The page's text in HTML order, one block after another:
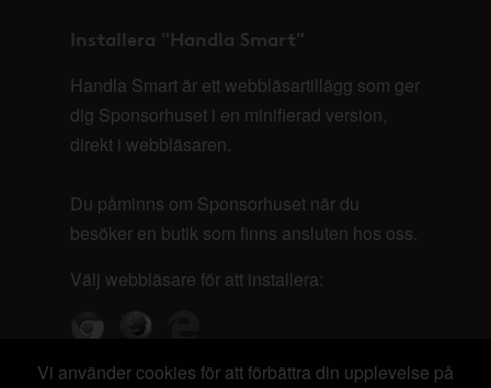
Installera "Handla Smart"
Handla Smart är ett webbläsartillägg som ger
dig Sponsorhuset i en minifierad version,
direkt i webbläsaren.
Du påminns om Sponsorhuset när du
besöker en butik som finns ansluten hos oss.
Välj webbläsare för att installera:
Vi använder cookies för att förbättra din upplevelse på